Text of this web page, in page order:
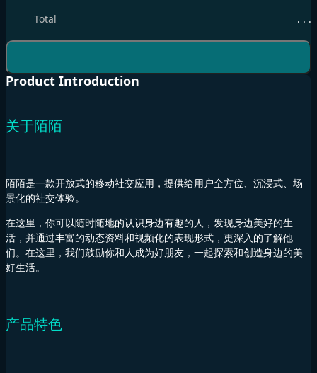
Total . . .
Product Introduction
关于陌陌
陌陌是一款开放式的移动社交应用，提供给用户全方位、沉浸式、场
景化的社交体验。
在这里，你可以随时随地的认识身边有趣的人，发现身边美好的生
活，并通过丰富的动态资料和视频化的表现形式，更深入的了解他
们。在这里，我们鼓励你和人成为好朋友，一起探索和创造身边的美
好生活。
产品特色